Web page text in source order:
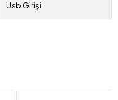
Usb Girişi